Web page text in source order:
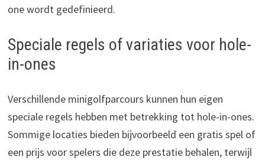
one wordt gedefinieerd.
Speciale regels of variaties voor hole-
in-ones
Verschillende minigolfparcours kunnen hun eigen
speciale regels hebben met betrekking tot hole-in-ones.
Sommige locaties bieden bijvoorbeeld een gratis spel of
een prijs voor spelers die deze prestatie behalen, terwijl